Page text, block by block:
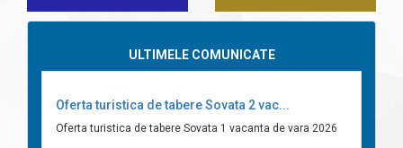
ULTIMELE COMUNICATE
Oferta turistica de tabere Sovata 2 vac...
Oferta turistica de tabere Sovata 1 vacanta de vara 2026